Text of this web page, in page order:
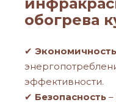
обогрева
✔ Экономичность
эффективности.
✔ Безопасность